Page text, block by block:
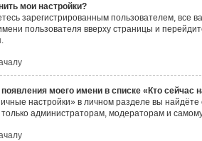
мои настройки?
зарегистрированным пользователем, все
пользователя вверху страницы и
появления моего имени в списке «Кто сейчас
настройки» в личном разделе вы
администраторам, модераторам и